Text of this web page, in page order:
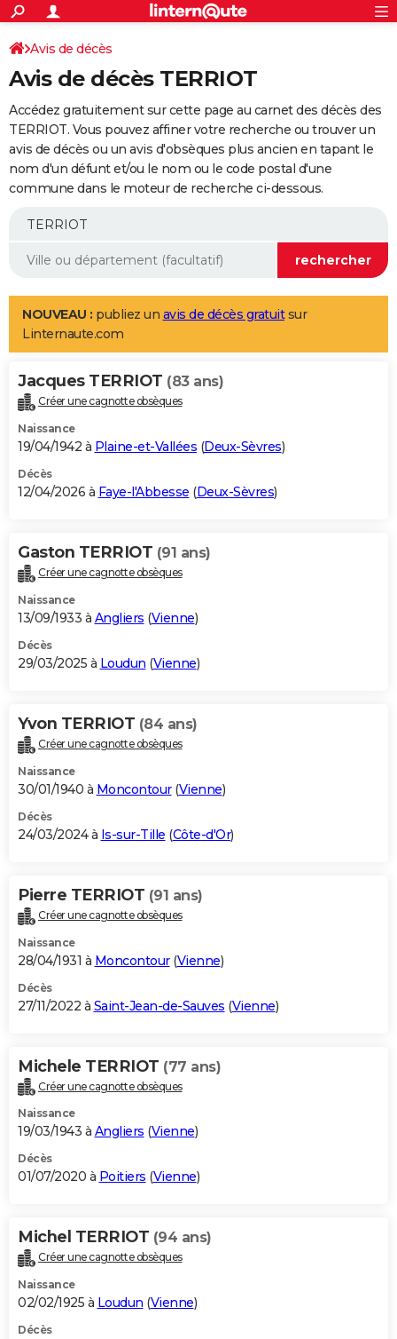
ACTUALITÉS
Politique
Société
Faits Divers
Education
Monde
Villes
+
SPORT
Coupe du monde 2026
Football
Tennis
Cyclisme
Rugby
Forum
Programme TV
TNT
Streaming
Cinéma
Sorties cinéma
Musique
+
FINANCE
Retraite
Epargne
Immobilier
Risques naturels par ville
Banque
Assurance
AUTO
Essais
Réserver un essai
Citadines
Berlines
SUV
Forum auto
+
Mobiles
Meilleur smartphone
Internet
Ordinateurs
Jeux vidéo
Guide high-tech
Aménagement intérieur
LIFESTYLE
Art de vivre
Bien-être
Loisirs
Mode
Modes de vie
Alimentation
Guide de la santé
Maladies
Médicaments
Sommeil
VOYAGE
Destinations
City break
Voyage nature
Voyage de noces
Forum
Climat
+PHOTO
GUIDES D'ACHAT
BONS PLANS
Carte de Noël
Carte Bonne année
Carte Saint-Valentin
Carte Pâques
Carte d'anniversaire
DICTIONNAIRE
Dictionnaire
Biographies
Citations
Expressions
Proverbes
PROGRAMME TV
S'inscrire
Se connecter
Lycées
Collèges
Primaires
Universités
Entreprises
Service militaire
Avis de recherche
AVIS DE DÉCÈS
Bricolage
Lifestyle
Culture
Sport
Auto
Television
Voyage
Cinema
Avis de décès
Avis de décès TERRIOT
Accédez gratuitement sur cette page au carnet des décès des
TERRIOT. Vous pouvez affiner votre recherche ou trouver un
avis de décès ou un avis d'obsèques plus ancien en tapant le
nom d'un défunt et/ou le nom ou le code postal d'une
commune dans le moteur de recherche ci-dessous.
NOUVEAU : publiez un avis de décès gratuitsur
Linternaute.com
Jacques TERRIOT (83 ans)
Créer une cagnotte obsèques
Naissance
19/04/1942 à Plaine-et-Vallées (Deux-Sèvres)
Décès
12/04/2026 à Faye-l'Abbesse (Deux-Sèvres)
Gaston TERRIOT (91 ans)
Créer une cagnotte obsèques
Naissance
13/09/1933 à Angliers (Vienne)
Décès
29/03/2025 à Loudun (Vienne)
Yvon TERRIOT (84 ans)
Créer une cagnotte obsèques
Naissance
30/01/1940 à Moncontour(Vienne)
Décès
24/03/2024 à Is-sur-Tille (Côte-d'Or)
Pierre TERRIOT (91 ans)
Créer une cagnotte obsèques
Naissance
28/04/1931 à Moncontour(Vienne)
Décès
27/11/2022 à Saint-Jean-de-Sauves (Vienne)
Michele TERRIOT (77 ans)
Créer une cagnotte obsèques
Naissance
19/03/1943 à Angliers (Vienne)
Décès
01/07/2020 à Poitiers (Vienne)
Michel TERRIOT (94 ans)
Créer une cagnotte obsèques
Naissance
02/02/1925 à Loudun (Vienne)
Décès